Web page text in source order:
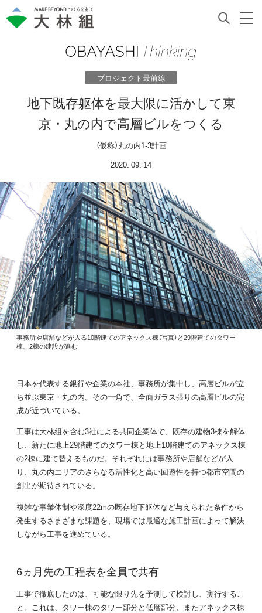
プロジェクト最前線
地下既存躯体を最大限に活かして東
京・丸の内で高層ビルをつくる
（仮称）丸の内1-3計画
2020. 09. 14
事務所や店舗などが入る10階建てのアネックス棟（写真）と29階建てのタワー
棟、2棟の建設が進む
日本を代表する銀行や企業の本社、事務所が集中し、高層ビルが立
ち並ぶ東京・丸の内。その一角で、全面ガラス張りの高層ビルの完
成が近づいている。
工事は大林組を含む3社による共同企業体で、既存の建物3棟を解体
し、新たに地上29階建てのタワー棟と地上10階建てのアネックス棟
の2棟に建て替えるものだ。それぞれには事務所や店舗などが入
り、丸の内エリアのさらなる活性化と高い回遊性を持つ都市空間の
創出が期待されている。
複雑な事業体制や深度22mの既存地下躯体など与えられた条件から
発生するさまざまな課題を、現場では最適な施工計画によって解決
しながら工事を進めている。
6ヵ月先の工程表を全員で共有
工事で徹底したのは、可能な限り先を予測して検討し、実行するこ
と。これは、タワー棟のタワー部分と低層部分、またアネックス棟